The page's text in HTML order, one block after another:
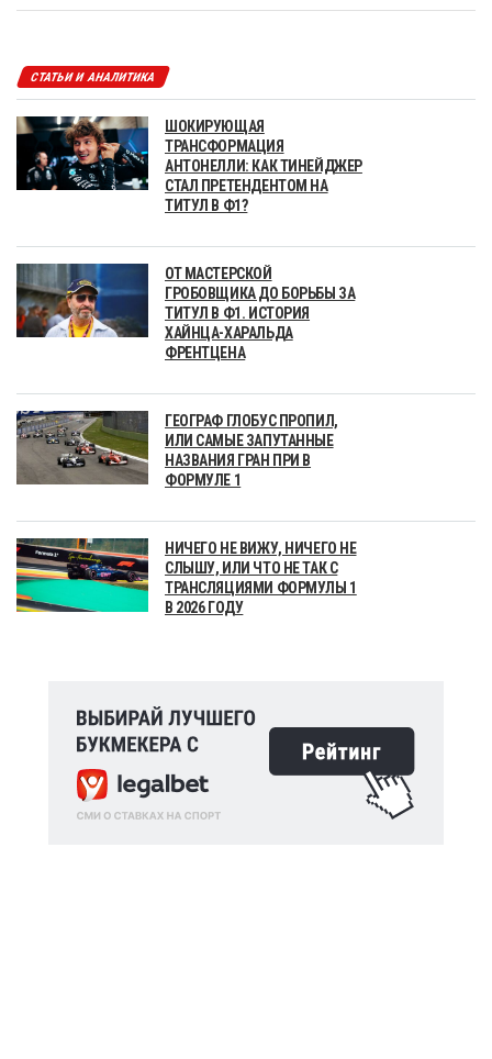
СТАТЬИ И АНАЛИТИКА
ШОКИРУЮЩАЯ
ТРАНСФОРМАЦИЯ
АНТОНЕЛЛИ: КАК ТИНЕЙДЖЕР
СТАЛ ПРЕТЕНДЕНТОМ НА
ТИТУЛ В Ф1?
ОТ МАСТЕРСКОЙ
ГРОБОВЩИКА ДО БОРЬБЫ ЗА
ТИТУЛ В Ф1. ИСТОРИЯ
ХАЙНЦА-ХАРАЛЬДА
ФРЕНТЦЕНА
ГЕОГРАФ ГЛОБУС ПРОПИЛ,
ИЛИ САМЫЕ ЗАПУТАННЫЕ
НАЗВАНИЯ ГРАН ПРИ В
ФОРМУЛЕ 1
НИЧЕГО НЕ ВИЖУ, НИЧЕГО НЕ
СЛЫШУ, ИЛИ ЧТО НЕ ТАК С
ТРАНСЛЯЦИЯМИ ФОРМУЛЫ 1
В 2026 ГОДУ